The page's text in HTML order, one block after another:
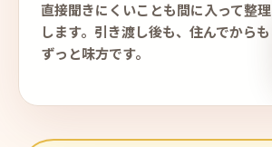
直接聞きにくいことも間に入って整理
します。引き渡し後も、住んでからも
ずっと味方です。